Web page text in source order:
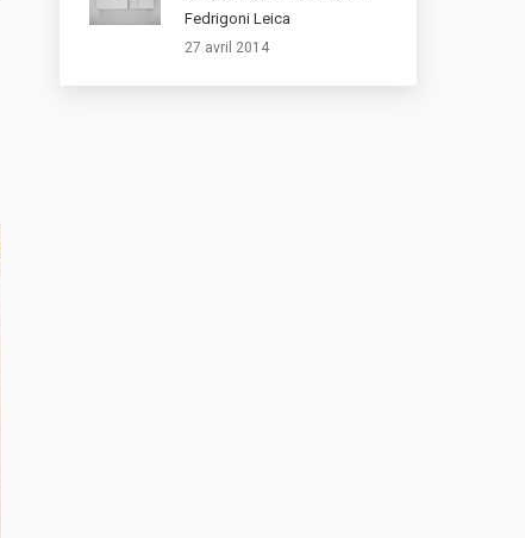
Fedrigoni Leica
27 avril 2014